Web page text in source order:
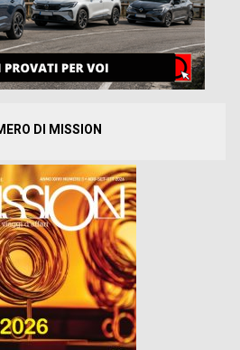
DI MISSION